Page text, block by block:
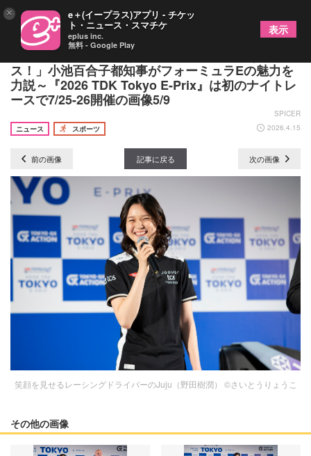
「夜の東京を走り抜けるエキサイティングなレー
ス！」小池百合子都知事がフォーミュラEの魅力を
力説～『2026 TDK Tokyo E-Prix』は初のナイトレ
ースで7/25-26開催の画像5/9
SPICER
ニュース
スポーツ 2026.4.15
前の画像 記事に戻る 次の画像
笑顔を見せるレーシングドライバーのJuju（野田樹潤） ©︎さいとうりょうこ
その他の画像
× e＋(イープラス)アプリ - チケッ
ト・ニュース・スマチケ
eplus inc.
無料 - Google Play
表示